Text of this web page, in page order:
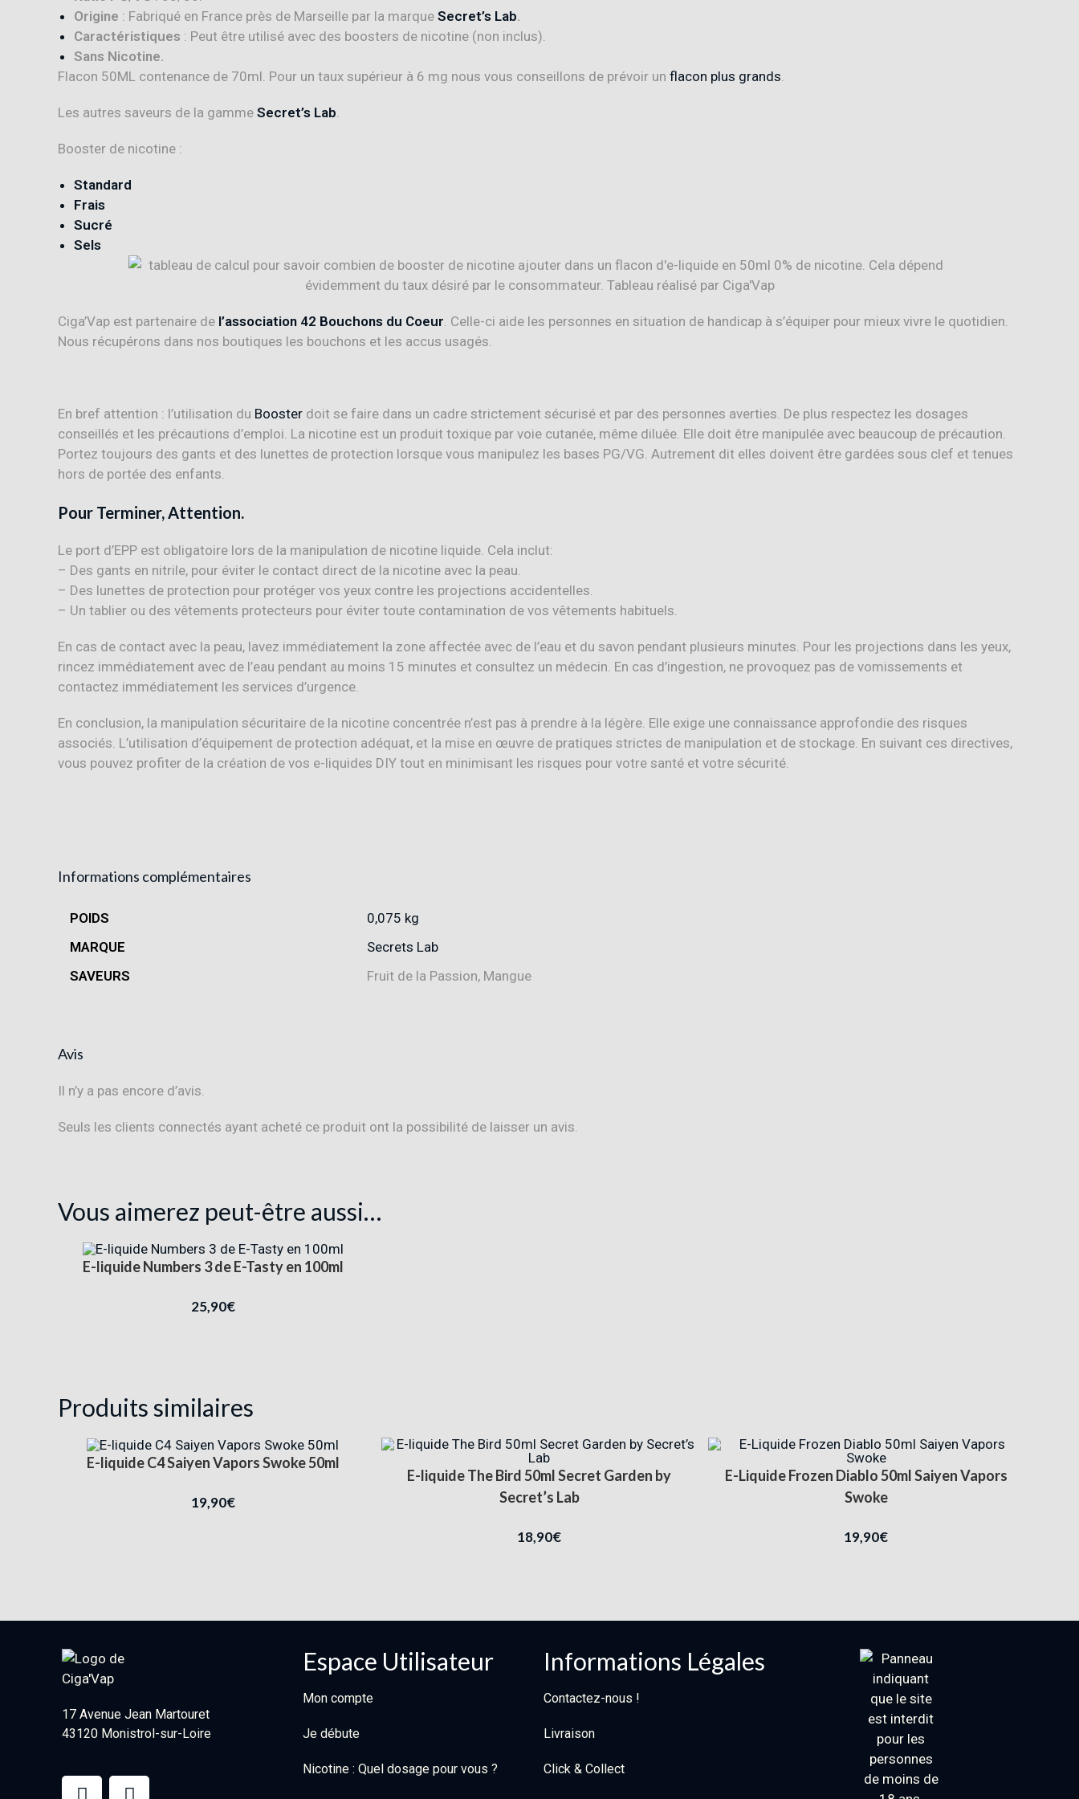
Origine : Fabriqué en France près de Marseille par la marque Secret’s Lab.
Caractéristiques : Peut être utilisé avec des boosters de nicotine (non inclus).
Sans Nicotine.
Flacon 50ML contenance de 70ml. Pour un taux supérieur à 6 mg nous vous conseillons de prévoir un flacon plus grands
Les autres saveurs de la gamme Secret’s Lab
Booster de nicotine :
Standard
Frais
Sucré
Sels
Ciga’Vap est partenaire de l’association 42 Bouchons du Coeur . Celle-ci aide les personnes en situation de handicap à s’équiper pour mieux vivre le quotidien.
Nous récupérons dans nos boutiques les bouchons et les accus usagés.
En bref attention : l’utilisation du Booster doit se faire dans un cadre strictement sécurisé et par des personnes averties. De plus respectez les dosages
conseillés et les précautions d’emploi. La nicotine est un produit toxique par voie cutanée, même diluée. Elle doit être manipulée avec beaucoup de précaution.
Portez toujours des gants et des lunettes de protection lorsque vous manipulez les bases PG/VG. Autrement dit elles doivent être gardées sous clef et tenues
hors de portée des enfants.
Pour Terminer, Attention.
Le port d’EPP est obligatoire lors de la manipulation de nicotine liquide. Cela inclut:
– Des gants en nitrile, pour éviter le contact direct de la nicotine avec la peau.
– Des lunettes de protection pour protéger vos yeux contre les projections accidentelles.
– Un tablier ou des vêtements protecteurs pour éviter toute contamination de vos vêtements habituels.
En cas de contact avec la peau, lavez immédiatement la zone affectée avec de l’eau et du savon pendant plusieurs minutes. Pour les projections dans les yeux,
rincez immédiatement avec de l’eau pendant au moins 15 minutes et consultez un médecin. En cas d’ingestion, ne provoquez pas de vomissements et
contactez immédiatement les services d’urgence.
En conclusion, la manipulation sécuritaire de la nicotine concentrée n’est pas à prendre à la légère. Elle exige une connaissance approfondie des risques
associés. L’utilisation d’équipement de protection adéquat, et la mise en œuvre de pratiques strictes de manipulation et de stockage. En suivant ces directives,
vous pouvez profiter de la création de vos e-liquides DIY tout en minimisant les risques pour votre santé et votre sécurité.
Informations complémentaires
POIDS
0,075 kg
MARQUE
Secrets Lab
SAVEURS
Fruit de la Passion, Mangue
Avis
Il n’y a pas encore d’avis.
Seuls les clients connectés ayant acheté ce produit ont la possibilité de laisser un avis.
Vous aimerez peut-être aussi…
E-liquide Numbers 3 de E-Tasty en 100ml
25,90€
Produits similaires
E-liquide C4 Saiyen Vapors Swoke 50ml
19,90€
E-liquide The Bird 50ml Secret Garden by
Secret’s Lab
18,90€
E-Liquide Frozen Diablo 50ml Saiyen Vapors
Swoke
19,90€
17 Avenue Jean Martouret
43120 Monistrol-sur-Loire
Espace Utilisateur
Mon compte
Je débute
Nicotine : Quel dosage pour vous ?
Informations Légales
Contactez-nous !
Livraison
Click & Collect